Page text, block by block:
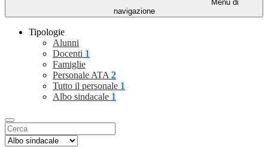
Menu di
navigazione
Tipologie
Alunni
Docenti 1
Famiglie
Personale ATA 2
Tutto il personale 1
Albo sindacale 1